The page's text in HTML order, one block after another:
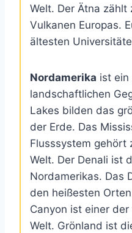
Welt. Der Ätna zählt
Vulkanen Europas.
ältesten
Nordamerika ist ein
landschaftlichen
Lakes bilden das
der Erde. Das
Flusssystem gehört
Welt. Der Denali ist
Nordamerikas. Das
den heißesten
Canyon ist einer
Welt. Grönland ist